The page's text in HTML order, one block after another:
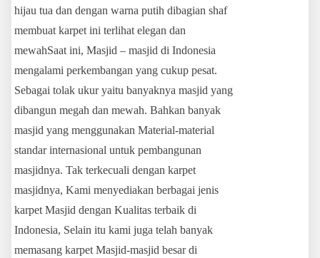
hijau tua dan dengan warna putih dibagian shaf
membuat karpet ini terlihat elegan dan
mewahSaat ini, Masjid – masjid di Indonesia
mengalami perkembangan yang cukup pesat.
Sebagai tolak ukur yaitu banyaknya masjid yang
dibangun megah dan mewah. Bahkan banyak
masjid yang menggunakan Material-material
standar internasional untuk pembangunan
masjidnya. Tak terkecuali dengan karpet
masjidnya, Kami menyediakan berbagai jenis
karpet Masjid dengan Kualitas terbaik di
Indonesia, Selain itu kami juga telah banyak
memasang karpet Masjid-masjid besar di